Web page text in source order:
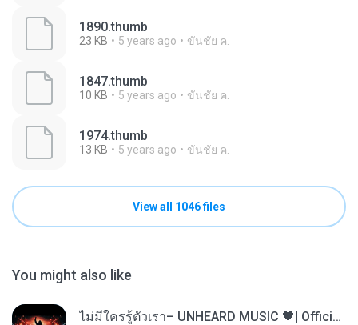
1890.thumb
23 KB 5 years ago ขันชัย ค.
1847.thumb
10 KB 5 years ago ขันชัย ค.
1974.thumb
13 KB 5 years ago ขันชัย ค.
View all 1046 files
You might also like
ไม่มีใครรู้ตัวเรา– UNHEARD MUSIC 🖤| Official Lyric Video | เพลงสู้ชีวิต